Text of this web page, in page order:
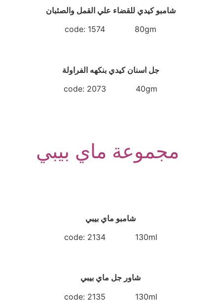
شامبو كيدي للقضاء علي القمل والصئبان
code: 1574 80gm
جل اسنان كيدي بنكهه الفراولة
code: 2073 40gm
مجموعة ماي بيبي
شامبو ماي بيبي
code: 2134 130ml
شاور جل ماي بيبي
code: 2135 130ml